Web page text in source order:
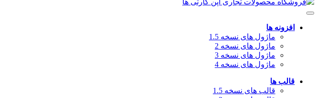
افزونه ها
ماژول های نسخه 1.5
ماژول های نسخه 2
ماژول های نسخه 3
ماژول های نسخه 4
قالب ها
قالب های نسخه 1.5